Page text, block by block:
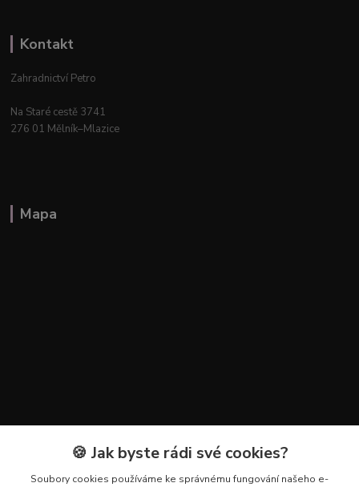
Kontakt
Zahradnictví Petro
Na Staré cestě 3741
276 01 Mělník–Mlazice
Mapa
Kontakty🍪 Jak byste rádi své cookies?
Soubory cookies používáme ke správnému fungování našeho e-